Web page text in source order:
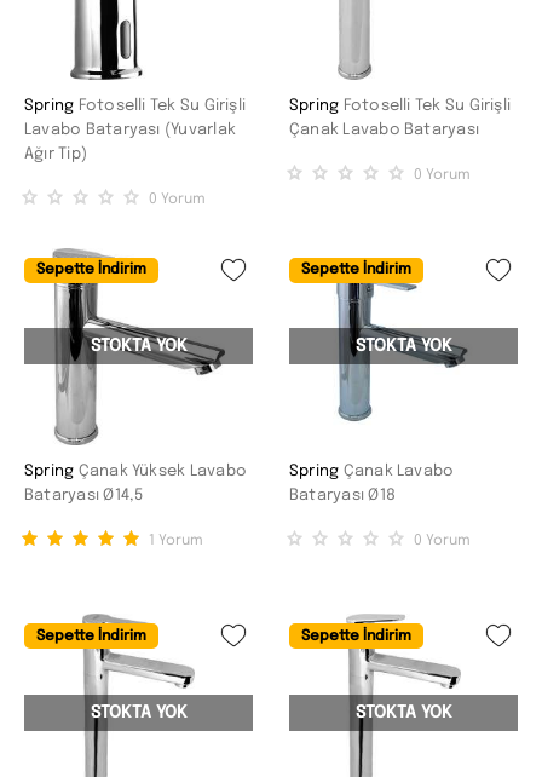
Spring Fotoselli Tek Su Girişli
Lavabo Bataryası (Yuvarlak
Ağır Tip)
0 Yorum
Spring Fotoselli Tek Su Girişli
Çanak Lavabo Bataryası
0 Yorum
Sepette İndirim
STOKTA YOK
Spring Çanak Yüksek Lavabo
Bataryası Ø14,5
1 Yorum
Sepette İndirim
STOKTA YOK
Spring Çanak Lavabo
Bataryası Ø18
0 Yorum
Sepette İndirim
STOKTA YOK
Sepette İndirim
STOKTA YOK